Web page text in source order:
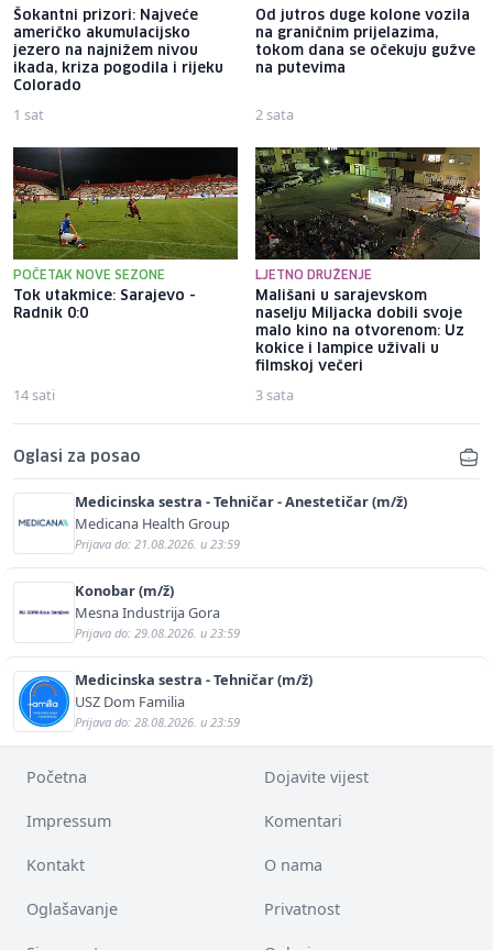
Šokantni prizori: Najveće
američko akumulacijsko
jezero na najnižem nivou
ikada, kriza pogodila i rijeku
Colorado
1 sat
Od jutros duge kolone vozila
na graničnim prijelazima,
tokom dana se očekuju gužve
na putevima
2 sata
POČETAK NOVE SEZONE
Tok utakmice: Sarajevo -
Radnik 0:0
14 sati
LJETNO DRUŽENJE
Mališani u sarajevskom
naselju Miljacka dobili svoje
malo kino na otvorenom: Uz
kokice i lampice uživali u
filmskoj večeri
3 sata
Oglasi za posao
Medicinska sestra - Tehničar - Anestetičar (m/ž)
Medicana Health Group
Prijava do: 21.08.2026. u 23:59
Konobar (m/ž)
Mesna Industrija Gora
Prijava do: 29.08.2026. u 23:59
Medicinska sestra - Tehničar (m/ž)
USZ Dom Familia
Prijava do: 28.08.2026. u 23:59
Početna Dojavite vijest
Impressum Komentari
Kontakt O nama
Oglašavanje Privatnost